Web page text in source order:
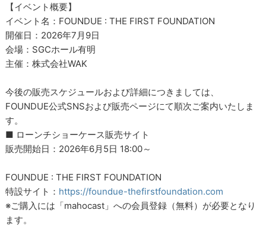
【イベント概要】
イベント名：FOUNDUE : THE FIRST FOUNDATION
開催日：2026年7月9日
会場：SGCホール有明
主催：株式会社WAK
今後の販売スケジュールおよび詳細につきましては、
FOUNDUE公式SNSおよび販売ページにて順次ご案内いたしま
す。
■ ローンチショーケース販売サイト
販売開始日：2026年6月5日 18:00～
FOUNDUE : THE FIRST FOUNDATION
特設サイト： https://foundue-thefirstfoundation.com
※ご購入には「mahocast」への会員登録（無料）が必要となり
ます。